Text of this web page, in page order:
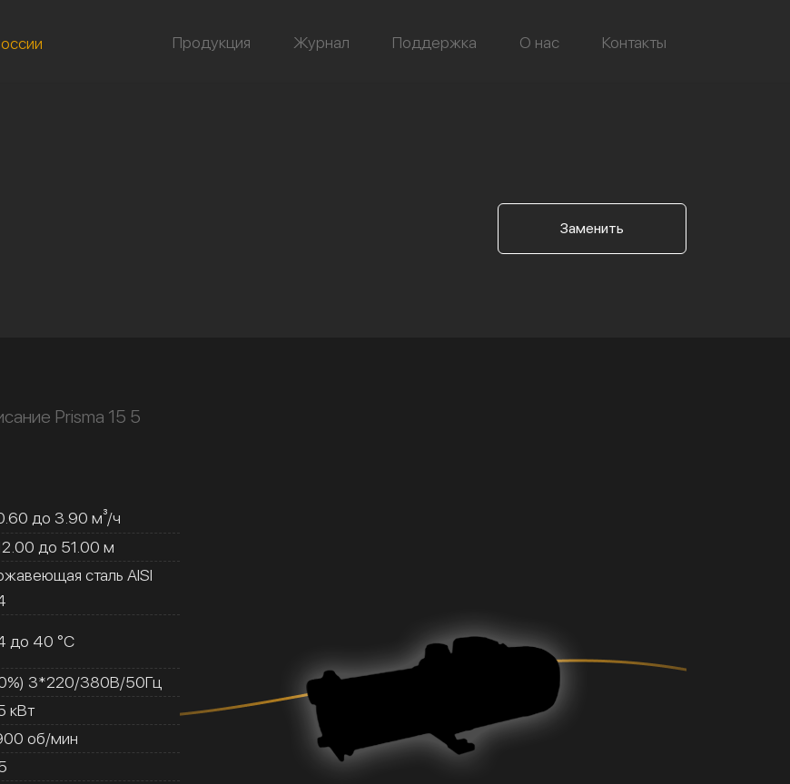
Продукция Журнал Поддержка О нас Контакты
Заменить
Prisma 15 5
до 3.90 м³/ч
до 51.00 м
сталь AISI
до 40 °C
3*220/380В/50Гц
кВт
об/мин